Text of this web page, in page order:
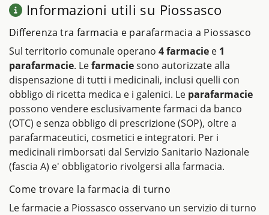
Informazioni utili su Piossasco
Differenza tra farmacia e parafarmacia a Piossasco
Sul territorio comunale operano 4 farmacie e 1
parafarmacie. Lefarmaciesono autorizzate alla
dispensazione di tutti i medicinali, inclusi quelli con
obbligo di ricetta medica e i galenici. Le parafarmacie
possono vendere esclusivamente farmaci da banco
(OTC) e senza obbligo di prescrizione (SOP), oltre a
parafarmaceutici, cosmetici e integratori. Per i
medicinali rimborsati dal Servizio Sanitario Nazionale
(fascia A) e' obbligatorio rivolgersi alla farmacia.
Come trovare la farmacia di turno
Le farmacie a Piossasco osservano un servizio di turno